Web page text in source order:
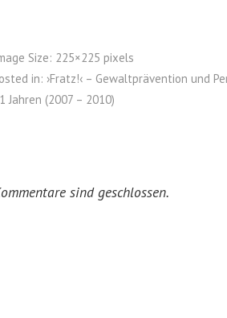
Size: 225×225 pixels
in: ›Fratz!‹ – Gewaltprävention und
Jahren (2007 – 2010)
sind geschlossen.